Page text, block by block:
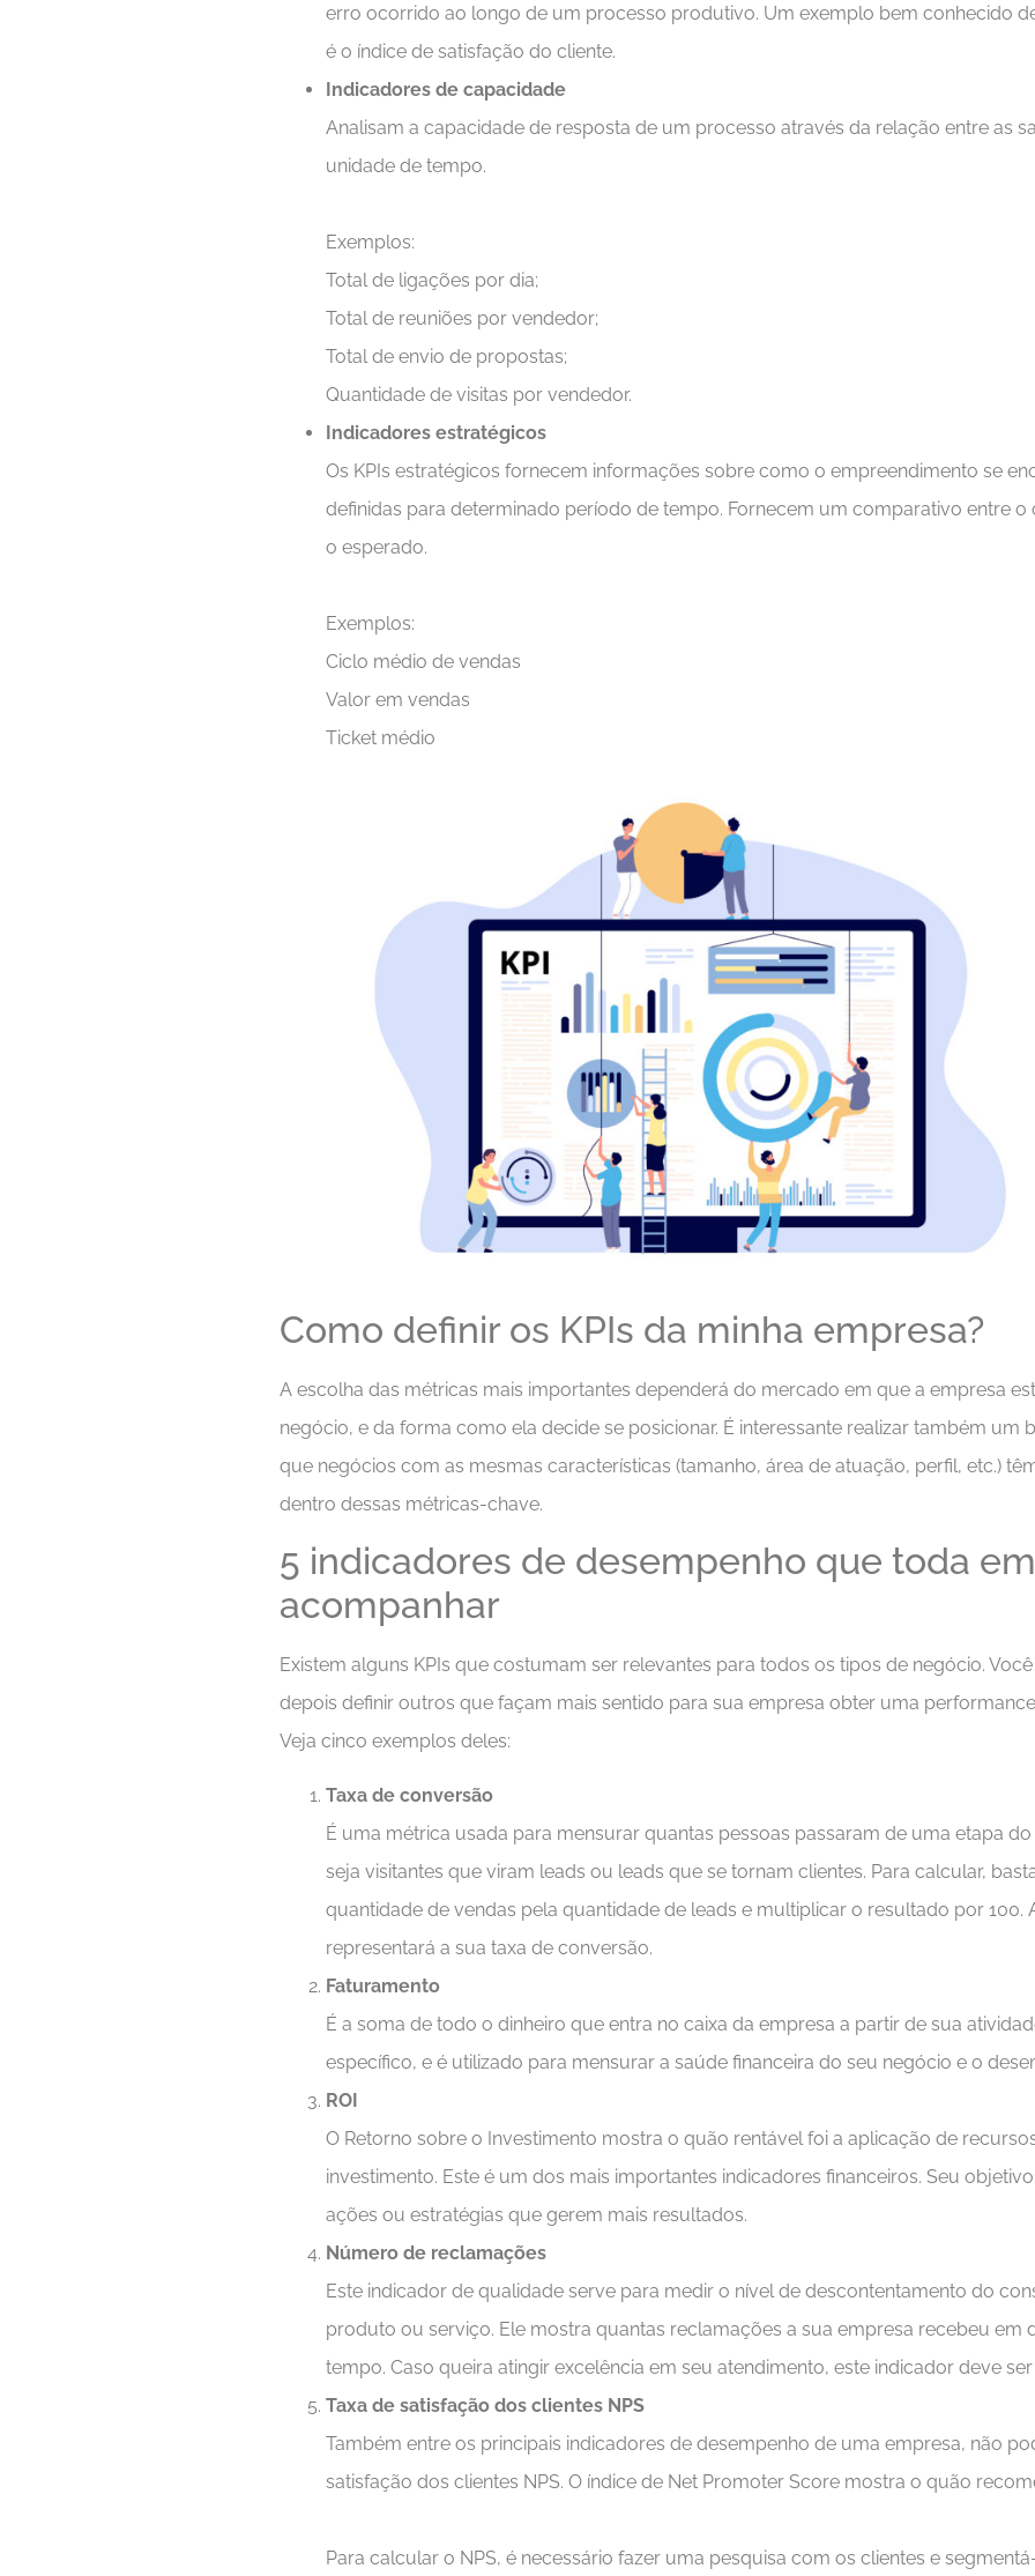
erro ocorrido ao longo de um processo produtivo. Um exemplo bem conhecido
é o índice de satisfação do cliente.
Indicadores de capacidade
Analisam a capacidade de resposta de um processo através da relação entre as
unidade de tempo.
Exemplos:
Total de ligações por dia;
Total de reuniões por vendedor;
Total de envio de propostas;
Quantidade de visitas por vendedor.
Indicadores estratégicos
Os KPIs estratégicos fornecem informações sobre como o empreendimento se
definidas para determinado período de tempo. Fornecem um comparativo entre o
o esperado.
Exemplos:
Ciclo médio de vendas
Valor em vendas
Ticket médio
Como definir os KPIs da minha empresa?
A escolha das métricas mais importantes dependerá do mercado em que a empresa
negócio, e da forma como ela decide se posicionar. É interessante realizar também um
que negócios com as mesmas características (tamanho, área de atuação, perfil, etc.)
dentro dessas métricas-chave.
5 indicadores de desempenho que toda
acompanhar
Existem alguns KPIs que costumam ser relevantes para todos os tipos de negócio.
depois definir outros que façam mais sentido para sua empresa obter uma
Veja cinco exemplos deles:
Taxa de conversão
É uma métrica usada para mensurar quantas pessoas passaram de uma etapa
seja visitantes que viram leads ou leads que se tornam clientes. Para calcular,
quantidade de vendas pela quantidade de leads e multiplicar o resultado por 100.
representará a sua taxa de conversão.
Faturamento
É a soma de todo o dinheiro que entra no caixa da empresa a partir de sua
específico, e é utilizado para mensurar a saúde financeira do seu negócio e o
ROI
O Retorno sobre o Investimento mostra o quão rentável foi a aplicação de
investimento. Este é um dos mais importantes indicadores financeiros. Seu
ações ou estratégias que gerem mais resultados.
Número de reclamações
Este indicador de qualidade serve para medir o nível de descontentamento do
produto ou serviço. Ele mostra quantas reclamações a sua empresa recebeu em
tempo. Caso queira atingir excelência em seu atendimento, este indicador deve
Taxa de satisfação dos clientes NPS
Também entre os principais indicadores de desempenho de uma empresa, não
satisfação dos clientes NPS. O índice de Net Promoter Score mostra o quão
Para calcular o NPS, é necessário fazer uma pesquisa com os clientes e